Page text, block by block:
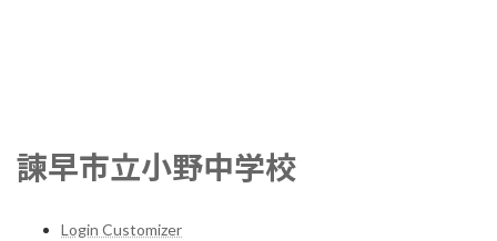
諫早市立小野中学校
Login Customizer